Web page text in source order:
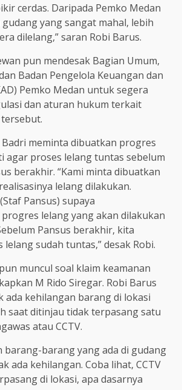
cerdas. Daripada Pemko Medan
yang sangat mahal, lebih
dilelang,” saran Robi Barus.
pun mendesak Bagian Umum,
Badan Pengelola Keuangan dan
Pemko Medan untuk segera
dan aturan hukum terkait
meminta dibuatkan progres
agar proses lelang tuntas sebelum
berakhir. “Kami minta dibuatkan
lelang dilakukan.
Pansus) supaya
lelang yang akan dilakukan
Pansus berakhir, kita
sudah tuntas,” desak Robi.
muncul soal klaim keamanan
M Rido Siregar. Robi Barus
ada kehilangan barang di lokasi
saat ditinjau tidak terpasang satu
atau CCTV.
barang-barang yang ada di gudang
ada kehilangan. Coba lihat, CCTV
di lokasi, apa dasarnya